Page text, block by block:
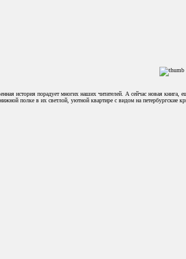
история порадует многих наших читателей. А сейчас новая
полке в их светлой, уютной квартире с видом на